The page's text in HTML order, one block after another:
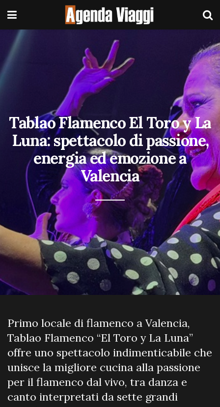
Tablao Flamenco El Toro y La
Luna: spettacolo di passione,
energia ed emozione a
Valencia
Primo locale di flamenco a Valencia,
Tablao Flamenco “El Toro y La Luna”
offre uno spettacolo indimenticabile che
unisce la migliore cucina alla passione
per il flamenco dal vivo, tra danza e
canto interpretati da sette grandi